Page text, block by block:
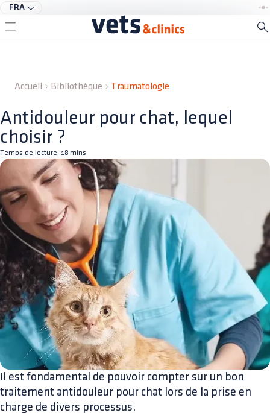
FRA
Accueil Bibliothèque Traumatologie
Antidouleur pour chat, lequel
choisir ?
Temps de lecture: 18 mins
Il est fondamental de pouvoir compter sur un bon
traitement antidouleur pour chat lors de la prise en
charge de divers processus.